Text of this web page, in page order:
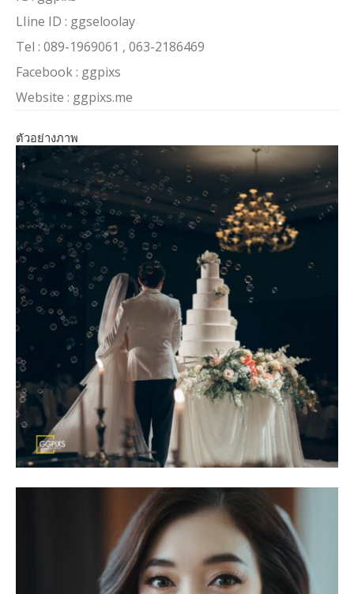
LIine ID : ggseloolay
Tel : 089-1969061 , 063-2186469
Facebook : ggpixs
Website : ggpixs.me
ตัวอย่างภาพ